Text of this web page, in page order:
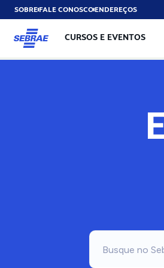
SOBREFALE CONOSCOENDEREÇOS
CURSOS E EVENTOS